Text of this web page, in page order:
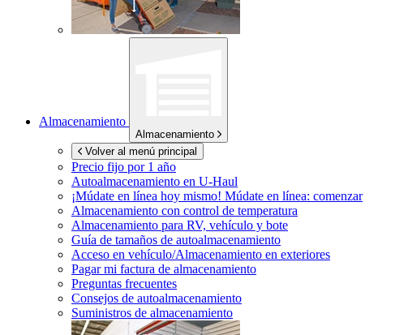
Almacenamiento
Almacenamiento
Volver al menú principal
Precio fijo por 1 año
Autoalmacenamiento en U-Haul
¡Múdate en línea hoy mismo! Múdate en línea: comenzar
Almacenamiento con control de temperatura
Almacenamiento para RV, vehículo y bote
Guía de tamaños de autoalmacenamiento
Acceso en vehículo/Almacenamiento en exteriores
Pagar mi factura de almacenamiento
Preguntas frecuentes
Consejos de autoalmacenamiento
Suministros de almacenamiento